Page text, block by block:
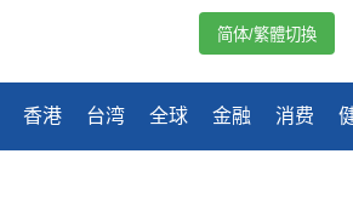
香港 台湾 全球 金融 消费
简体/繁體切換